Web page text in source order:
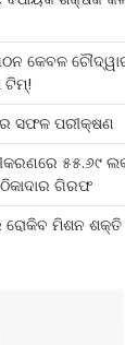
କେବଳ
ଟିମ୍!
ସଫଳ ପରୀକ୍ଷଣ
୫୫.୬୯
ଗିରଫ
ରୋକିବ ମିଶନ ଶକ୍ତି